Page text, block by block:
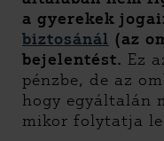
a gyerekek
biztosánál (az
bejelentést. Ez
pénzbe, de az
hogy egyáltalán
mikor folytatja